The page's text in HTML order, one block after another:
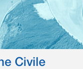
Civile